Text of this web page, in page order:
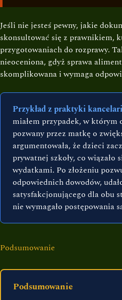
Jeśli nie jesteś pewny, jakie
skonsultować się z prawnikiem,
przygotowaniach do rozprawy.
nieoceniona, gdyż sprawa
skomplikowana i wymaga
Przykład z praktyki
miałem przypadek, w którym
pozwany przez matkę o
argumentowała, że dzieci
prywatnej szkoły, co wiązało
wydatkami. Po złożeniu
odpowiednich dowodów,
satysfakcjonującego dla obu
nie wymagało postępowania
Podsumowanie
Podsumowanie